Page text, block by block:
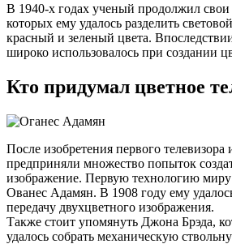
В 1940-х годах ученый продолжил свои
которых ему удалось разделить
красный и зеленый цвета.
широко использовалось при создании
Кто придумал цветное
После изобретения первого телевизора
предприняли множество попыток
изображение. Первую технологию
Ованес Адамян. В 1908 году ему
передачу двухцветного изображения.
Также стоит упомянуть Джона Брэда,
удалось собрать механическую